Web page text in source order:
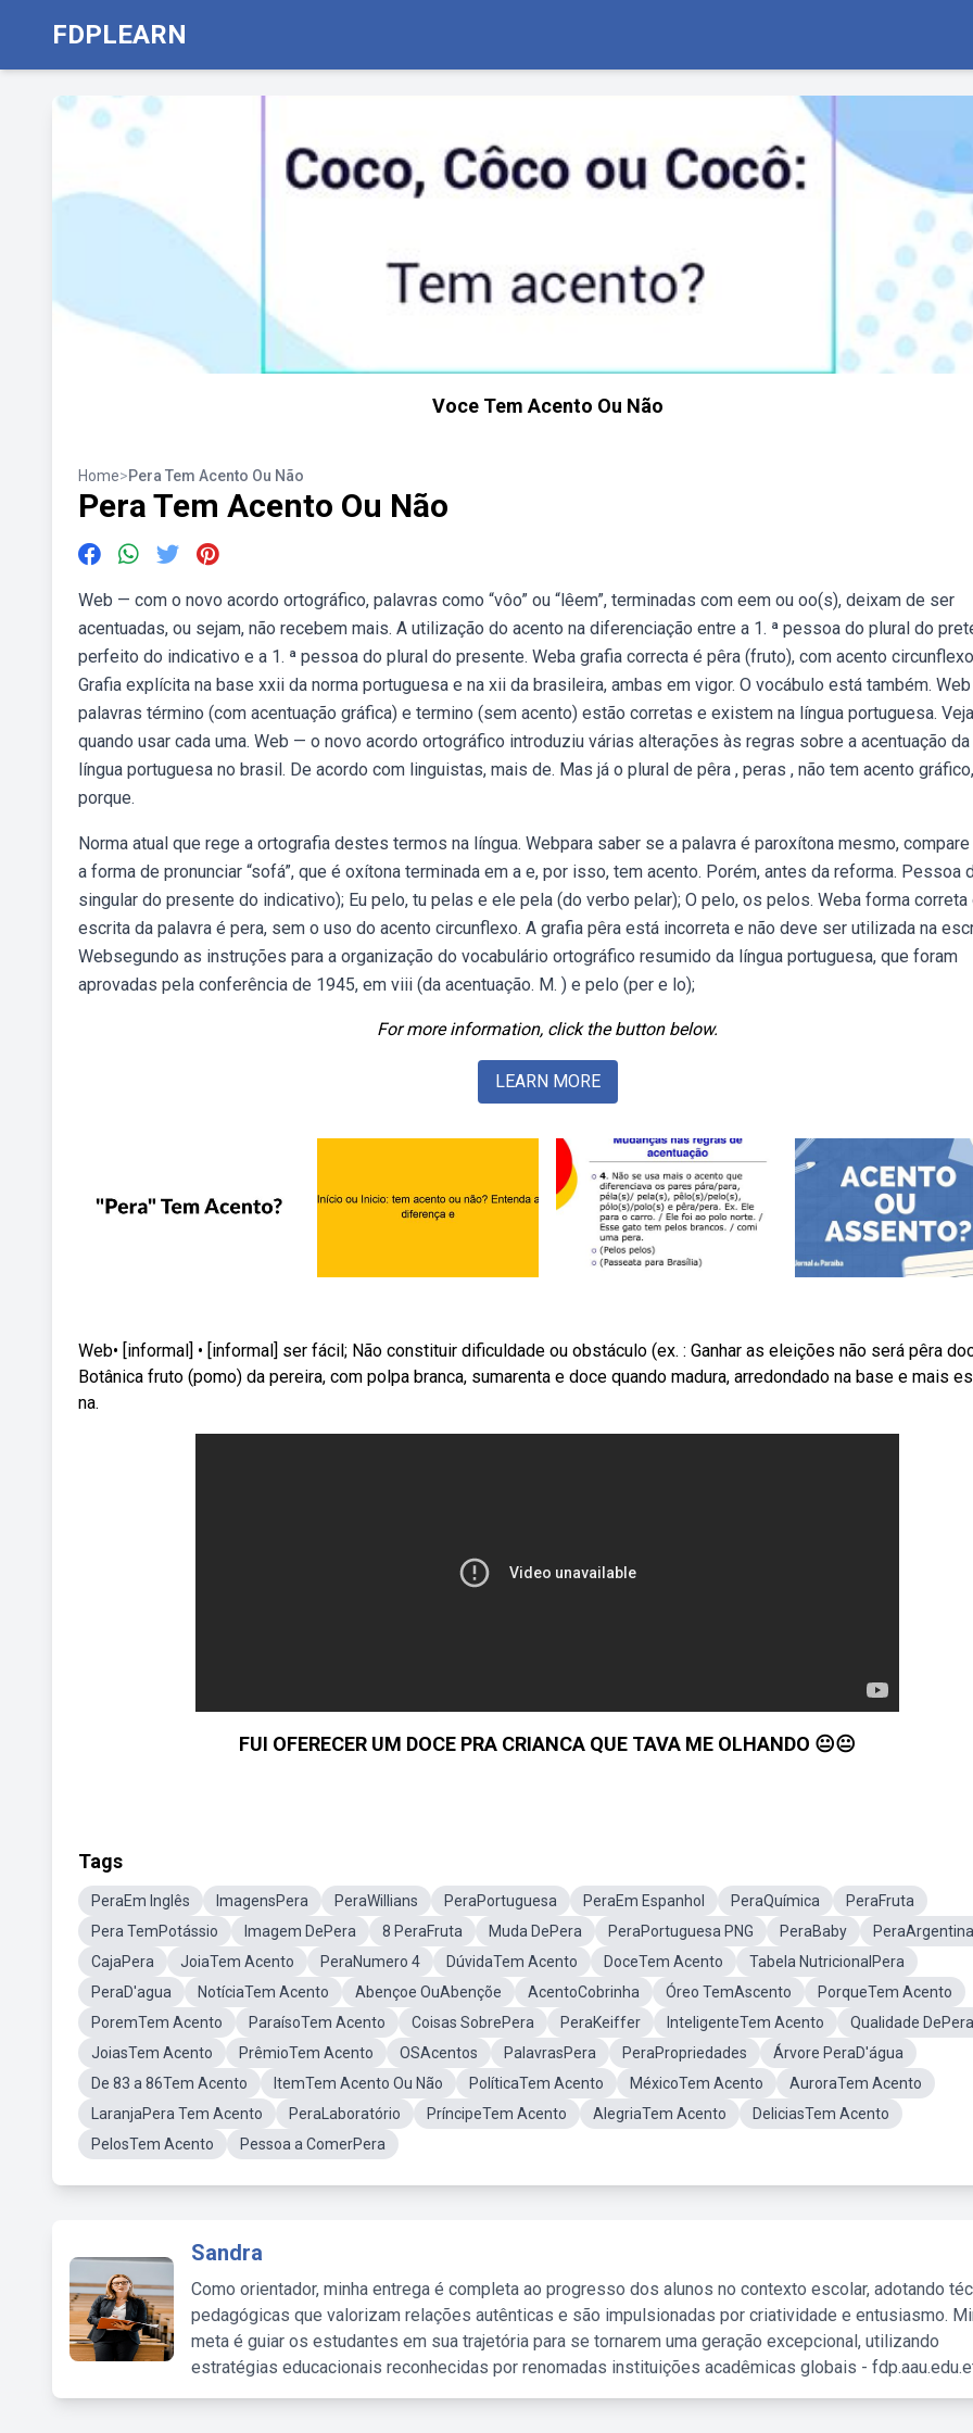
FDPLEARN
Voce Tem Acento Ou Não
Home>Pera Tem Acento Ou Não
Pera Tem Acento Ou Não
Web — com o novo acordo ortográfico, palavras como “vôo” ou “lêem”, terminadas com eem ou oo(s), deixam de ser
acentuadas, ou sejam, não recebem mais. A utilização do acento na diferenciação entre a 1. ª pessoa do plural do
perfeito do indicativo e a 1. ª pessoa do plural do presente. Weba grafia correcta é pêra (fruto), com acento
Grafia explícita na base xxii da norma portuguesa e na xii da brasileira, ambas em vigor. O vocábulo está também.
palavras término (com acentuação gráfica) e termino (sem acento) estão corretas e existem na língua portuguesa. Veja
quando usar cada uma. Web — o novo acordo ortográfico introduziu várias alterações às regras sobre a acentuação da
língua portuguesa no brasil. De acordo com linguistas, mais de. Mas já o plural de pêra , peras , não tem acento gráfico,
porque.
Norma atual que rege a ortografia destes termos na língua. Webpara saber se a palavra é paroxítona mesmo,
a forma de pronunciar “sofá”, que é oxítona terminada em a e, por isso, tem acento. Porém, antes da reforma. Pessoa
singular do presente do indicativo); Eu pelo, tu pelas e ele pela (do verbo pelar); O pelo, os pelos. Weba forma correta
escrita da palavra é pera, sem o uso do acento circunflexo. A grafia pêra está incorreta e não deve ser utilizada na
Websegundo as instruções para a organização do vocabulário ortográfico resumido da língua portuguesa, que foram
aprovadas pela conferência de 1945, em viii (da acentuação. M. ) e pelo (per e lo);
For more information, click the button below.
LEARN MORE
Web• [informal] • [informal] ser fácil; Não constituir dificuldade ou obstáculo (ex. : Ganhar as eleições não será pêra
Botânica fruto (pomo) da pereira, com polpa branca, sumarenta e doce quando madura, arredondado na base e mais
na.
FUI OFERECER UM DOCE PRA CRIANCA QUE TAVA ME OLHANDO 😐😐
Tags
PeraEm Inglês ImagensPera PeraWillians PeraPortuguesa PeraEm Espanhol PeraQuímica
PeraFruta
Pera TemPotássio
Imagem DePera 8 PeraFruta Muda DePera PeraPortuguesa PNG PeraBaby
CajaPera
JoiaTem Acento PeraNumero 4 DúvidaTem Acento DoceTem Acento
Tabela NutricionalPera
PeraD'agua
NotíciaTem Acento Abençoe OuAbençõe AcentoCobrinha Óreo TemAscento
PorqueTem Acento
PoremTem Acento
ParaísoTem Acento Coisas SobrePera PeraKeiffer InteligenteTem Acento
Qualidade DePera
JoiasTem Acento
PrêmioTem Acento OSAcentos PalavrasPera PeraPropriedades
Árvore PeraD'água
De 83 a 86Tem Acento
ItemTem Acento Ou Não PolíticaTem Acento MéxicoTem Acento
AuroraTem Acento
LaranjaPera Tem Acento
PeraLaboratório PríncipeTem Acento AlegriaTem Acento
DeliciasTem Acento
PelosTem Acento
Pessoa a ComerPera
Sandra
Como orientador, minha entrega é completa ao progresso dos alunos no contexto escolar, adotando
pedagógicas que valorizam relações autênticas e são impulsionadas por criatividade e entusiasmo.
meta é guiar os estudantes em sua trajetória para se tornarem uma geração excepcional, utilizando
estratégias educacionais reconhecidas por renomadas instituições acadêmicas globais -